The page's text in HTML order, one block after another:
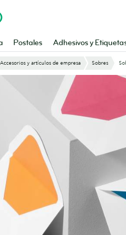
Postales Adhesivos y
Accesorios y artículos de empresa Sobres